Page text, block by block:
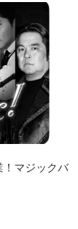
マジックバ